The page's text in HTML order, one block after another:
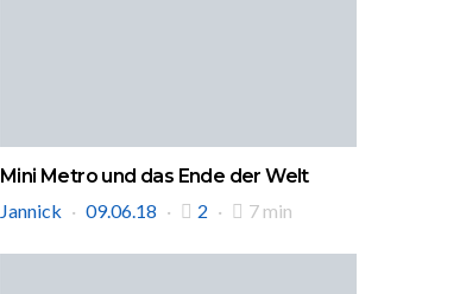
Mini Metro und das Ende der Welt
Jannick
09.06.18 2 7 min